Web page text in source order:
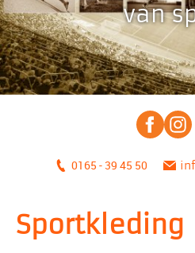
van
0165 - 39 45 50
Sportkleding